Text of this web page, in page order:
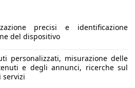
precisi e identificazione
del dispositivo
personalizzati, misurazione delle
e degli annunci, ricerche sul
servizi